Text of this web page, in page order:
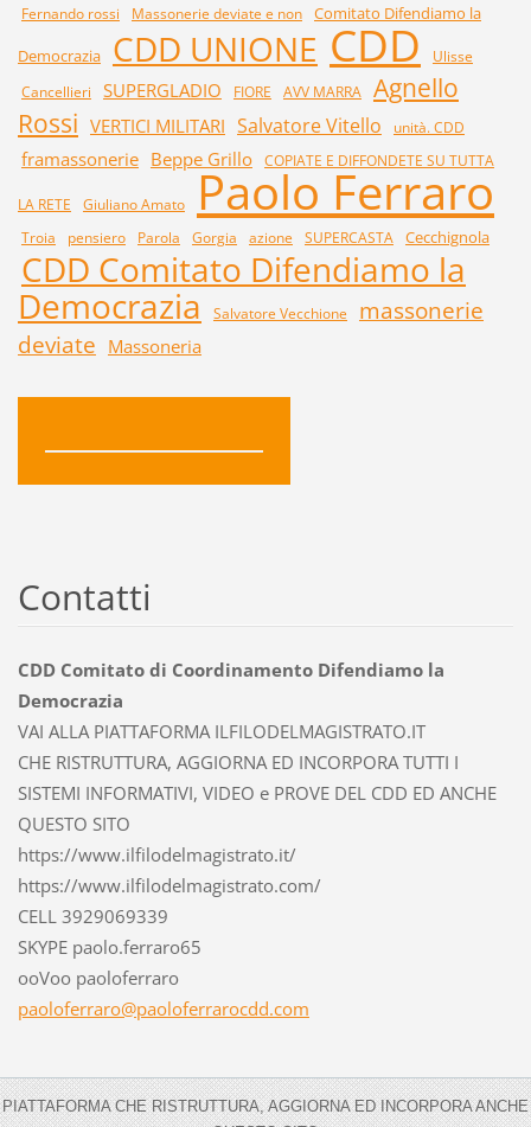
Fernando rossi Massonerie deviate e non Comitato Difendiamo la
Democrazia
CDD UNIONE CDD
Ulisse
Cancellieri
SUPERGLADIO FIORE AVV MARRA Agnello
Rossi VERTICI MILITARI Salvatore Vitello unità. CDD
framassonerie Beppe Grillo COPIATE E DIFFONDETE SU TUTTA
LA RETE Giuliano Amato Paolo Ferraro
Troia pensiero Parola Gorgia azione SUPERCASTA Cecchignola
CDD Comitato Difendiamo la
Democrazia
Salvatore Vecchione
massonerie
deviate Massoneria
Contatti
CDD Comitato di Coordinamento Difendiamo la
Democrazia
VAI ALLA PIATTAFORMA ILFILODELMAGISTRATO.IT
CHE RISTRUTTURA, AGGIORNA ED INCORPORA TUTTI I
SISTEMI INFORMATIVI, VIDEO e PROVE DEL CDD ED ANCHE
QUESTO SITO
https://www.ilfilodelmagistrato.it/
https://www.ilfilodelmagistrato.com/
CELL 3929069339
SKYPE paolo.ferraro65
ooVoo paoloferraro
paoloferraro@paoloferrarocdd.com
PIATTAFORMA CHE RISTRUTTURA, AGGIORNA ED INCORPORA ANCHE